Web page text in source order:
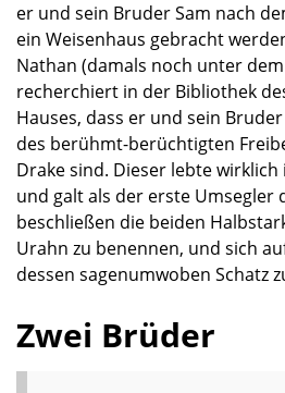
er und sein Bruder Sam nach
ein Weisenhaus gebracht
Nathan (damals noch unter
recherchiert in der Bibliothek
Hauses, dass er und sein
des berühmt-berüchtigten
Drake sind. Dieser lebte
und galt als der erste Umsegler
beschließen die beiden
Urahn zu benennen, und sich
dessen sagenumwoben Schatz
Zwei Brüder